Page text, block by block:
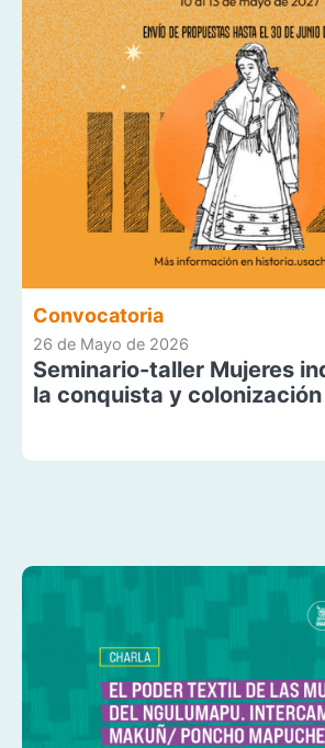
Convocatoria
26 de Mayo de 2026
Seminario-taller Mujeres
la conquista y